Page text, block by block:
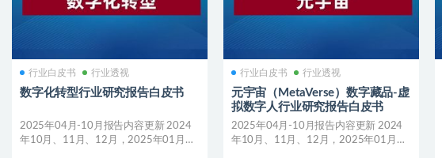
行业白皮书 行业透视
数字化转型行业研究报告白皮书
2025年04月-10月报告内容更新 2024
年10月、11月、12月，2025年01月、
行业白皮书 行业透视
元宇宙（MetaVerse）数字藏品-虚
拟数字人行业研究报告白皮书
2025年04月-10月报告内容更新 2024
年10月、11月、12月，2025年01月、